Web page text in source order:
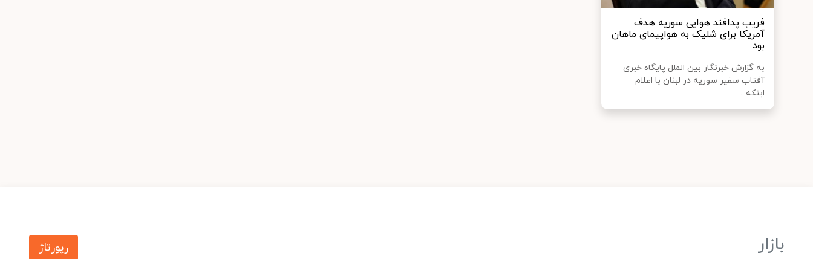
فریب پدافند هوایی سوریه هدف
آمریکا برای شلیک به هواپیمای ماهان
بود
به گزارش خبرنگار بین الملل پایگاه خبری
آفتاب سفیر سوریه در لبنان با اعلام
اینکه...
بازار رپورتاژ